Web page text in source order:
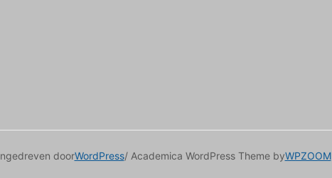
doorWordPress/ Academica WordPress Theme byWPZOOM